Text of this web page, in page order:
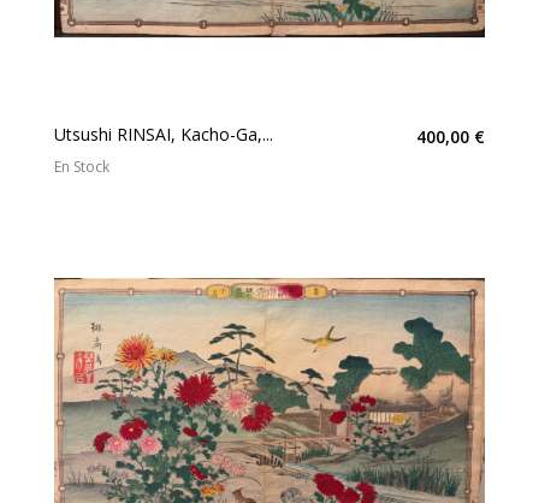
Utsushi RINSAI, Kacho-Ga,... 400,00 €
En Stock